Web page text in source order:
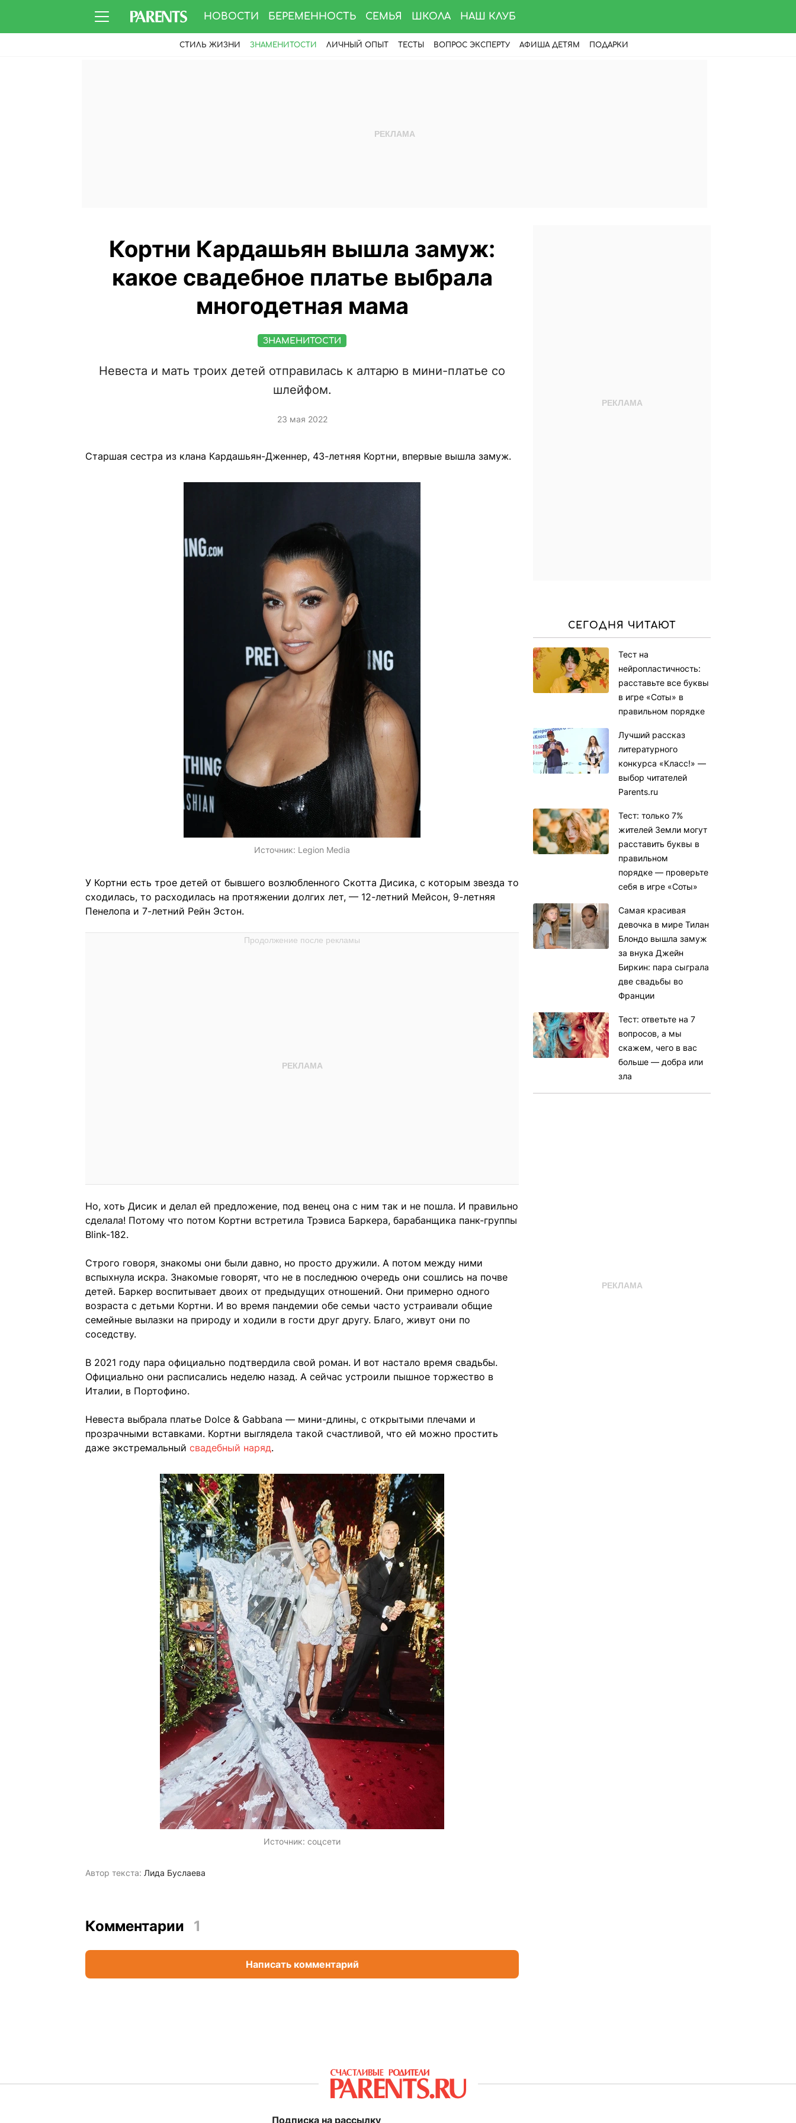
НОВОСТИ БЕРЕМЕННОСТЬ СЕМЬЯ ШКОЛА НАШ КЛУБ
СТИЛЬ ЖИЗНИ ЗНАМЕНИТОСТИ ЛИЧНЫЙ ОПЫТ ТЕСТЫ ВОПРОС ЭКСПЕРТУ АФИША ДЕТЯМ ПОДАРКИ
Кортни Кардашьян вышла замуж:
какое свадебное платье выбрала
многодетная мама
ЗНАМЕНИТОСТИ
Невеста и мать троих детей отправилась к алтарю в мини-платье со
шлейфом.
23 мая 2022
Старшая сестра из клана Кардашьян-Дженнер, 43-летняя Кортни, впервые вышла замуж.
Источник: Legion Media
У Кортни есть трое детей от бывшего возлюбленного Скотта Дисика, с которым звезда то
сходилась, то расходилась на протяжении долгих лет, — 12-летний Мейсон, 9-летняя
Пенелопа и 7-летний Рейн Эстон.
Но, хоть Дисик и делал ей предложение, под венец она с ним так и не пошла. И правильно
сделала! Потому что потом Кортни встретила Трэвиса Баркера, барабанщика панк-группы
Blink-182.
Строго говоря, знакомы они были давно, но просто дружили. А потом между ними
вспыхнула искра. Знакомые говорят, что не в последнюю очередь они сошлись на почве
детей. Баркер воспитывает двоих от предыдущих отношений. Они примерно одного
возраста с детьми Кортни. И во время пандемии обе семьи часто устраивали общие
семейные вылазки на природу и ходили в гости друг другу. Благо, живут они по
соседству.
В 2021 году пара официально подтвердила свой роман. И вот настало время свадьбы.
Официально они расписались неделю назад. А сейчас устроили пышное торжество в
Италии, в Портофино.
Невеста выбрала платье Dolce & Gabbana — мини-длины, с открытыми плечами и
прозрачными вставками. Кортни выглядела такой счастливой, что ей можно простить
даже экстремальный свадебный наряд.
Источник: соцсети
Автор текста: Лида Буслаева
СЕГОДНЯ ЧИТАЮТ
Тест на
нейропластичность:
расставьте все буквы
в игре «Соты» в
правильном порядке
Лучший рассказ
литературного
конкурса «Класс!» —
выбор читателей
Parents.ru
Тест: только 7%
жителей Земли могут
расставить буквы в
правильном
порядке — проверьте
себя в игре «Соты»
Самая красивая
девочка в мире Тилан
Блондо вышла замуж
за внука Джейн
Биркин: пара сыграла
две свадьбы во
Франции
Тест: ответьте на 7
вопросов, а мы
скажем, чего в вас
больше — добра или
зла
Комментарии 1
Написать комментарий
Подписка на рассылку